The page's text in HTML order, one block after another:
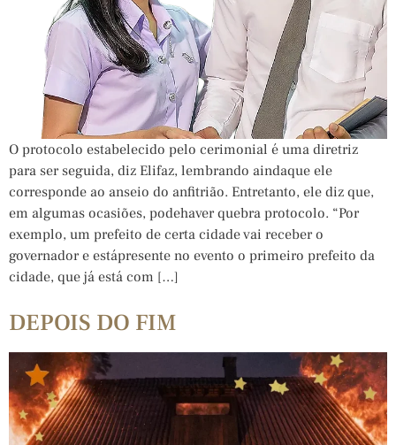
O protocolo estabelecido pelo cerimonial é uma diretriz
para ser seguida, diz Elifaz, lembrando aindaque ele
corresponde ao anseio do anfitrião. Entretanto, ele diz que,
em algumas ocasiões, podehaver quebra protocolo. “Por
exemplo, um prefeito de certa cidade vai receber o
governador e estápresente no evento o primeiro prefeito da
cidade, que já está com […]
DEPOIS DO FIM